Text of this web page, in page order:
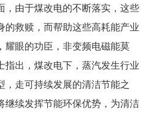
，由于煤改电的不断落实，这些
的救赎，而帮助这些高耗能产业
耀眼的功臣，非变频电磁能莫
指出，煤改电下，蒸汽发生行业
，走可持续发展的清洁节能之
继续发挥节能环保优势，为清洁